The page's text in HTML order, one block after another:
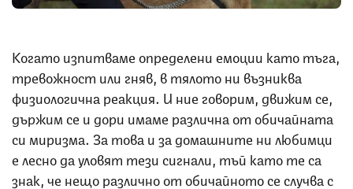
Когато изпитваме определени емоции като тъга,
тревожност или гняв, в тялото ни възниква
физиологична реакция. И ние говорим, движим се,
държим се и дори имаме различна от обичайната
си миризма. За това и за домашните ни любимци
е лесно да уловят тези сигнали, тъй като те са
знак, че нещо различно от обичайното се случва с